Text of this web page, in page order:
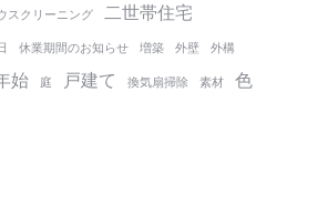
スクリーニング 二世帯住宅
休業期間のお知らせ 増築 外壁 外構
始 庭 戸建て 換気扇掃除 素材
色